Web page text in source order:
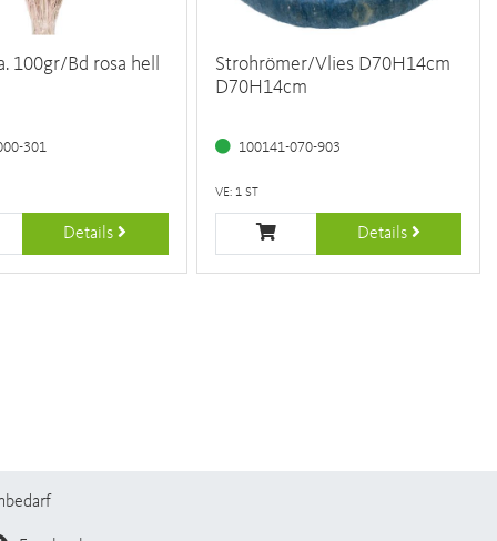
100gr/Bd rosa hell
301
Details
Strohrömer/Vlies D70H14cm
D70H14cm
100141-070-903
VE: 1 ST
Details